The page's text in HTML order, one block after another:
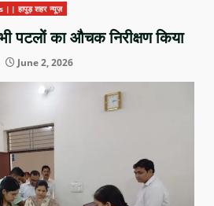
हापुड़ शहर न्यूज़
पटलों का औचक निरीक्षण किया
June 2, 2026